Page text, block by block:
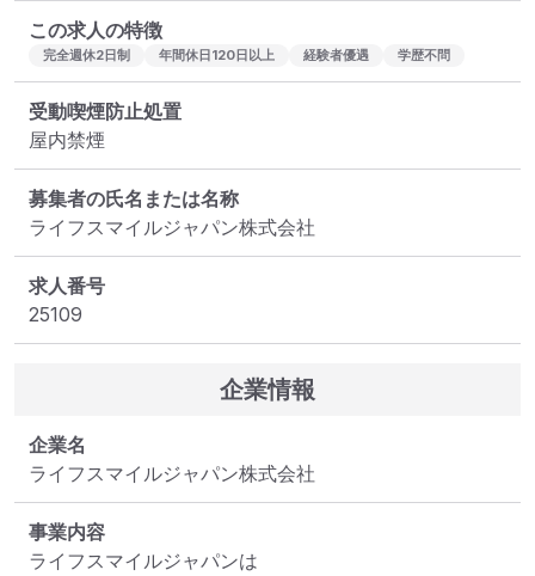
この求人の特徴
完全週休2日制 年間休日120日以上 経験者優遇 学歴不問
受動喫煙防止処置
屋内禁煙
募集者の氏名または名称
ライフスマイルジャパン株式会社
求人番号
25109
企業情報
企業名
ライフスマイルジャパン株式会社
事業内容
ライフスマイルジャパンは